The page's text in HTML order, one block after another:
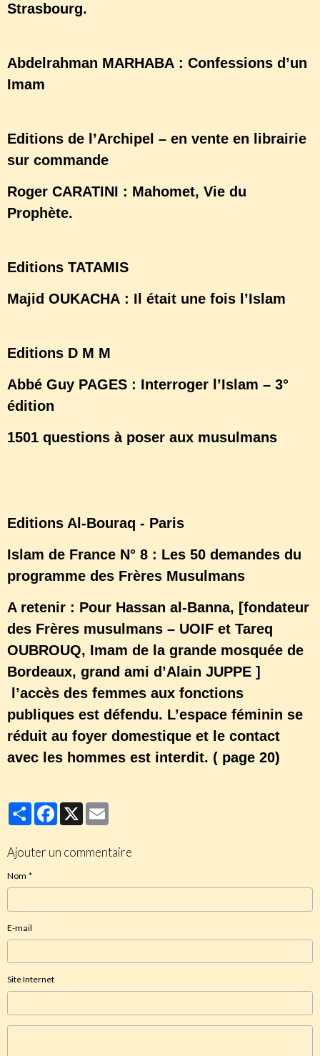
Strasbourg.
Abdelrahman MARHABA : Confessions d’un
Imam
Editions de l’Archipel – en vente en librairie
sur commande
Roger CARATINI : Mahomet, Vie du
Prophète.
Editions TATAMIS
Majid OUKACHA : Il était une fois l’Islam
Editions D M M
Abbé Guy PAGES : Interroger l’Islam – 3°
édition
1501 questions à poser aux musulmans
Editions Al-Bouraq - Paris
Islam de France N° 8 : Les 50 demandes du
programme des Frères Musulmans
A retenir : Pour Hassan al-Banna, [fondateur
des Frères musulmans – UOIF et Tareq
OUBROUQ, Imam de la grande mosquée de
Bordeaux, grand ami d’Alain JUPPE ]
l’accès des femmes aux fonctions
publiques est défendu. L’espace féminin se
réduit au foyer domestique et le contact
avec les hommes est interdit. ( page 20)
PartagerFacebook
X
Ajouter un commentaire
Nom
E-mail
Site Internet